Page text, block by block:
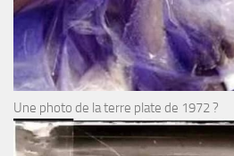
Une photo de la terre plate de 1972 ?